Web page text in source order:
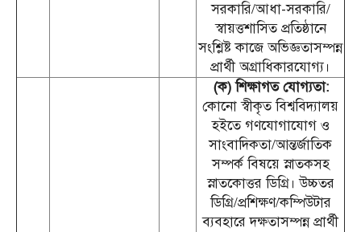
সরকারি/আধা-সরকারি/
স্বায়ত্তশাসিত প্রতিষ্ঠানে
সংশ্লিষ্ট কাজে অভিজ্ঞতাসম্পন্ন
প্রার্থী অগ্রাধিকারযোগ্য।
(ক) শিক্ষাগত যোগ্যতা:
কোনো স্বীকৃত বিশ্ববিদ্যালয়
হইতে গণযোগাযোগ ও
সাংবাদিকতা/আন্তর্জাতিক
সম্পর্ক বিষয়ে স্নাতকসহ
স্নাতকোত্তর ডিগ্রি। উচ্চতর
ডিগ্রি/প্রশিক্ষণ/কম্পিউটার
ব্যবহারে দক্ষতাসম্পন্ন প্রার্থী